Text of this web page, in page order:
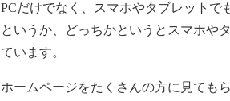
PCだけでなく、スマホやタブレット
というか、どっちかというとスマホや
ています。
ホームページをたくさんの方に見ても